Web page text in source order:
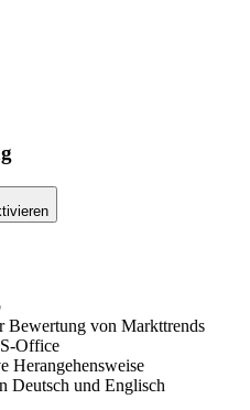
Bewertung von Markttrends
Office
Herangehensweise
Deutsch und Englisch